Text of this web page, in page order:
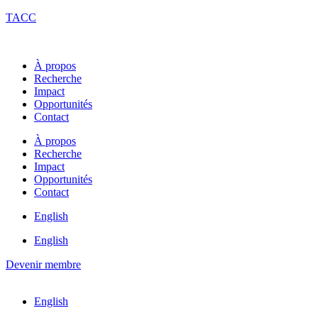
TACC
À propos
Recherche
Impact
Opportunités
Contact
À propos
Recherche
Impact
Opportunités
Contact
English
English
Devenir membre
English